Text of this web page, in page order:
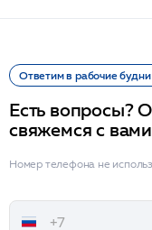
Ответим в рабочие
Есть вопросы?
свяжемся с
Номер телефона не